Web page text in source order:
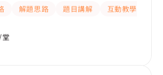
解題思路 題目講解 互動教學